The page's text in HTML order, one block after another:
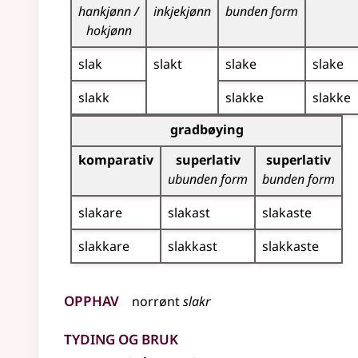
hankjønn /
hokjønn
inkjekjønn bunden form
slak slakt slake
slake
slakk
slakke
slakke
Bøyningstabell for dette adjektivet
gradbøying
komparativ
superlativ
ubunden form
superlativ
bunden form
slakare
slakast
slakaste
slakkare
slakkast slakkaste
Opphav norrøntslakr
Tyding og bruk